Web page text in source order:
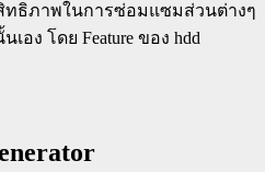
ทธิภาพในการซ่อมแซมส่วนต่างๆ
เอง โดย Feature ของ hdd